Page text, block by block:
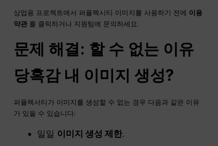
상업용 프로젝트에서 퍼플렉시티 이미지를 사용하기 전에 이용
약관 를 클릭하거나 지원팀에 문의하세요.
문제 해결: 할 수 없는 이유
당혹감내 이미지 생성?
퍼플렉서티가 이미지를 생성할 수 없는 경우 다음과 같은 이유
가 있을 수 있습니다:
일일 이미지 생성 제한.